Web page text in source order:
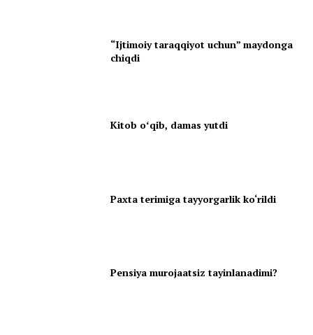
“Ijtimoiy taraqqiyot uchun” maydonga
chiqdi
Kitob oʻqib, damas yutdi
Paxta terimiga tayyorgarlik ko‘rildi
Pensiya murojaatsiz tayinlanadimi?